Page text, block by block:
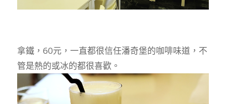
拿鐵，60元，一直都很信任潘奇堡的咖啡味道，不
管是熱的或冰的都很喜歡。